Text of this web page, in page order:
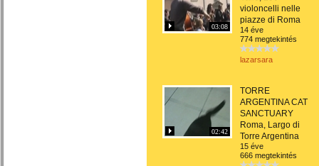
03:08
violoncelli nelle
piazze di Roma
14 éve
774 megtekintés
lazarsara
02:42
TORRE
ARGENTINA CAT
SANCTUARY
Roma, Largo di
Torre Argentina
15 éve
666 megtekintés